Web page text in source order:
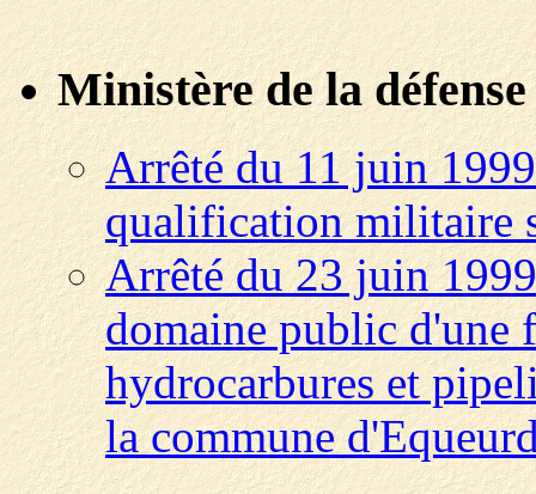
Ministère de la défense
Arrêté du 11 juin
qualification militaire
Arrêté du 23 juin
domaine public d'une
hydrocarbures et
la commune